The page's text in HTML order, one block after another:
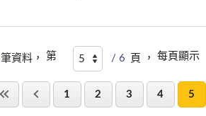
筆資料， 第 / 6 頁 ， 每頁顯示
1 2 3 4 5